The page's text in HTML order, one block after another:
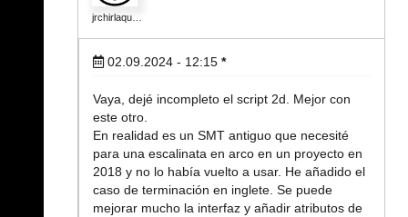
jrchirlaqu…
02.09.2024 - 12:15 *
Vaya, dejé incompleto el script 2d. Mejor con
este otro.
En realidad es un SMT antiguo que necesité
para una escalinata en arco en un proyecto en
2018 y no lo había vuelto a usar. He añadido el
caso de terminación en inglete. Se puede
mejorar mucho la interfaz y añadir atributos de